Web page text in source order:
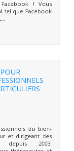
! Vous
tel que Facebook
du bien-
et dirigeant des
depuis 2003.